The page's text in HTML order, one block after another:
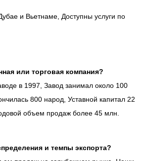
и Вьетнаме, Доступны услуги по
или торговая компания?
в 1997, Завод занимал около 100
800 народ, Уставной капитал 22
объем продаж более 45 млн.
и темпы экспорта?